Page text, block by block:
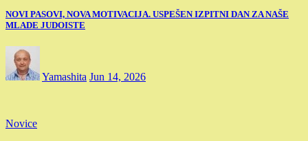
NOVI PASOVI, NOVA MOTIVACIJA. USPEŠEN IZPITNI DAN ZA NAŠE
MLADE JUDOISTE
Yamashita Jun 14, 2026
Novice